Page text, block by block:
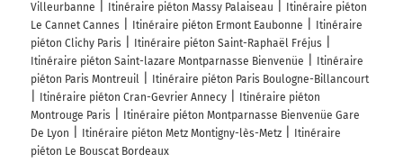
Villeurbanne
Itinéraire piéton Massy Palaiseau
Itinéraire piéton
Le Cannet Cannes
Itinéraire piéton Ermont Eaubonne
Itinéraire
piéton Clichy Paris
Itinéraire piéton Saint-Raphaël Fréjus
Itinéraire piéton Saint-lazare Montparnasse Bienvenüe
Itinéraire
piéton Paris Montreuil
Itinéraire piéton Paris Boulogne-Billancourt
Itinéraire piéton Cran-Gevrier Annecy
Itinéraire piéton
Montrouge Paris
Itinéraire piéton Montparnasse Bienvenüe Gare
De Lyon
Itinéraire piéton Metz Montigny-lès-Metz
Itinéraire
piéton Le Bouscat Bordeaux